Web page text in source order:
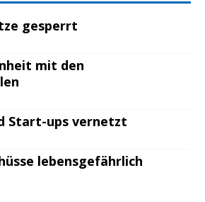
gesperrt
mit den
Start-ups vernetzt
lebensgefährlich